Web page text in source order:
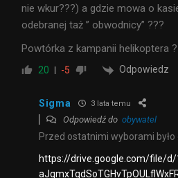
nie wkur???) a gdzie mowa o
odebranej taż ” obwodnicy” ???
Powtórka z kampanii helikoptera
20 -5 Odpowiedz
Sigma 3 lata temu
Odpowiedź do obywatel
Przed ostatnimi wyborami było
https://drive.google.com/file/d/